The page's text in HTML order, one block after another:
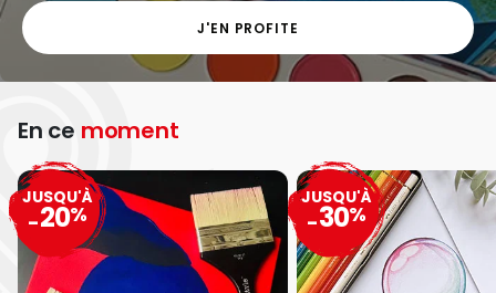
J'EN PROFITE
En ce moment
JUSQU'À
-20%
JUSQU'À
-30%